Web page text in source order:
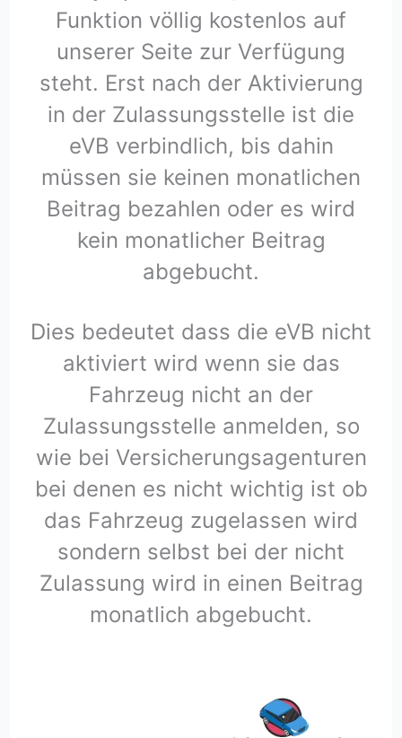
Funktion völlig kostenlos auf
unserer Seite zur Verfügung
steht. Erst nach der Aktivierung
in der Zulassungsstelle ist die
eVB verbindlich, bis dahin
müssen sie keinen monatlichen
Beitrag bezahlen oder es wird
kein monatlicher Beitrag
abgebucht.
Dies bedeutet dass die eVB nicht
aktiviert wird wenn sie das
Fahrzeug nicht an der
Zulassungsstelle anmelden, so
wie bei Versicherungsagenturen
bei denen es nicht wichtig ist ob
das Fahrzeug zugelassen wird
sondern selbst bei der nicht
Zulassung wird in einen Beitrag
monatlich abgebucht.